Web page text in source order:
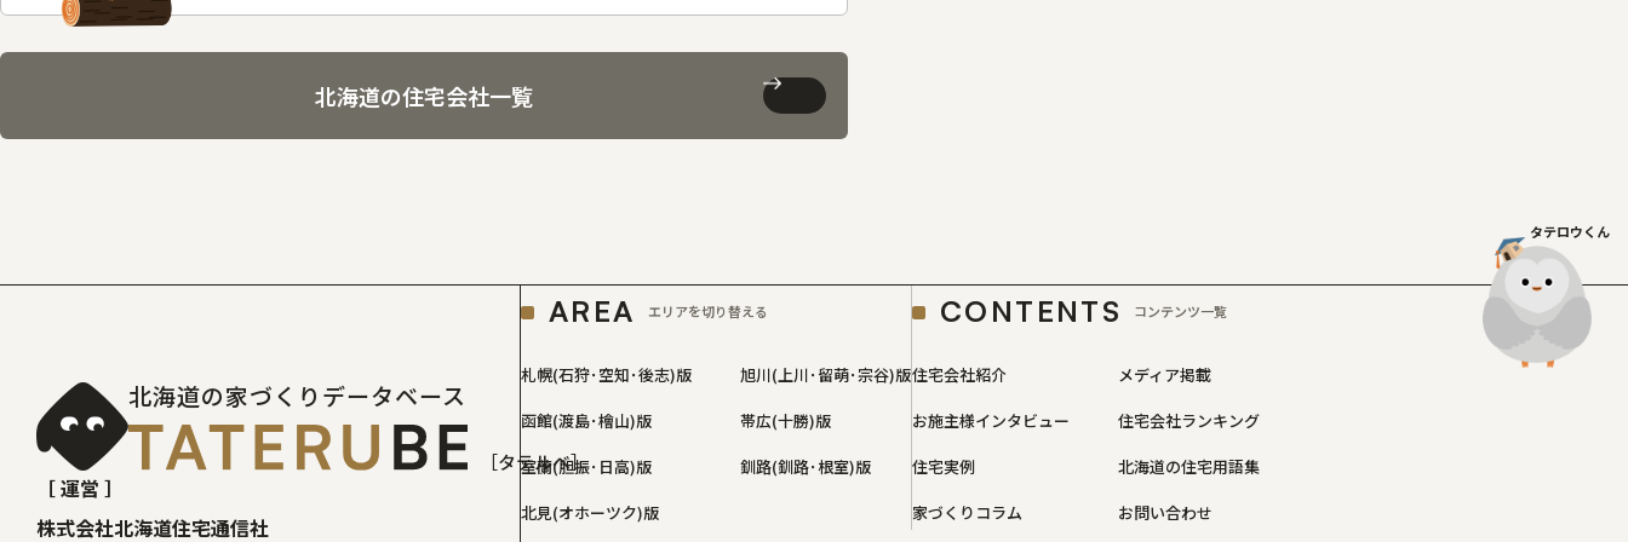
北海道の住宅会社一覧
タテロウくん
北海道の家づくりデータベース
［タテルベ］
［ 運営 ］
株式会社北海道住宅通信社
AREA エリアを切り替える
札幌(石狩･空知･後志)版
旭川(上川･留萌･宗谷)版
函館(渡島･檜山)版
帯広(十勝)版
室蘭(胆振･日高)版
釧路(釧路･根室)版
北見(オホーツク)版
CONTENTS コンテンツ一覧
住宅会社紹介
メディア掲載
お施主様インタビュー
住宅会社ランキング
住宅実例
北海道の住宅用語集
家づくりコラム
お問い合わせ